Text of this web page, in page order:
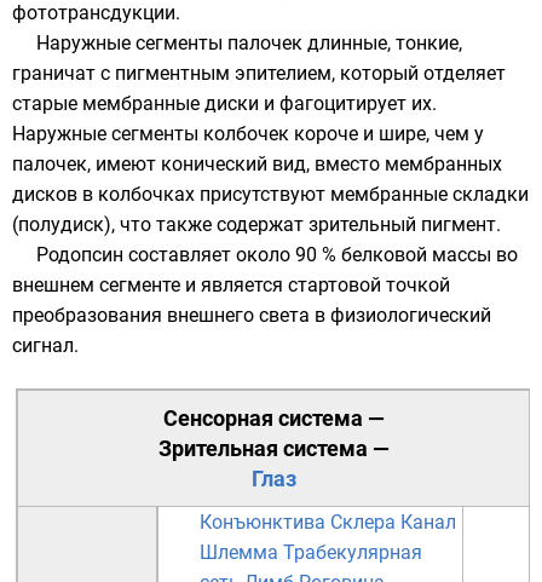
фототрансдукции.
Наружные сегменты палочек длинные, тонкие,
граничат с пигментным эпителием, который отделяет
старые мембранные диски и фагоцитирует их.
Наружные сегменты колбочек короче и шире, чем у
палочек, имеют конический вид, вместо мембранных
дисков в колбочках присутствуют мембранные складки
(полудиск), что также содержат зрительный пигмент.
Родопсин составляет около 90 % белковой массы во
внешнем сегменте и является стартовой точкой
преобразования внешнего света в физиологический
сигнал.
Сенсорная система —
Зрительная система —
Глаз
Конъюнктива Склера Канал
Шлемма Трабекулярная